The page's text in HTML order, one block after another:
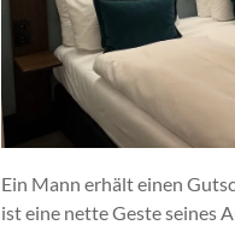
Ein Mann erhält einen
ist eine nette Geste seines